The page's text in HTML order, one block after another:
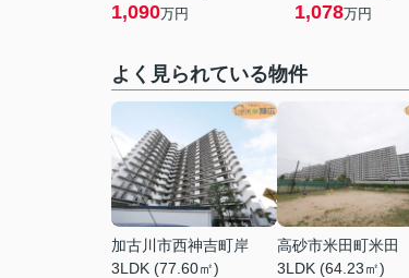
1,090万円 1,078万円
よく見られている物件
加古川市西神吉町岸
3LDK (77.60㎡)
高砂市米田町米田
3LDK (64.23㎡)